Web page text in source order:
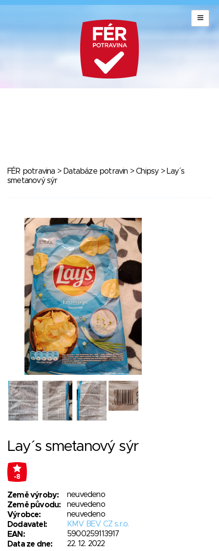
FÉR potravina > Databáze potravin >Chipsy> Lay´s
smetanový sýr
Lay´s smetanový sýr
-8
Země výroby:
neuvedeno
Země původu:
neuvedeno
Výrobce:
neuvedeno
Dodavatel:
KMV BEV CZ s.r.o.
EAN:
5900259113917
Data ze dne:
22. 12. 2022